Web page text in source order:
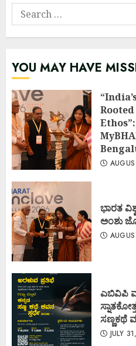
Search
for:
YOU MAY HAVE
ಭಾರತ
ಅಂಶು
ಎಬಿವಿಪಿ
ಸಣ್ಣಕಥೆ
JULY